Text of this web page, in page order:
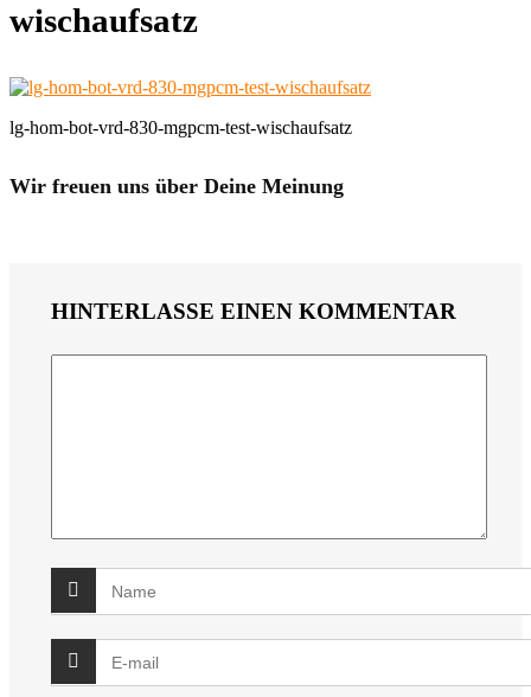
wischaufsatz
lg-hom-bot-vrd-830-mgpcm-test-wischaufsatz
Wir freuen uns über Deine Meinung
HINTERLASSE EINEN KOMMENTAR